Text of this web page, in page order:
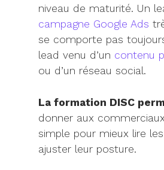
niveau de maturité. Un
campagne Google Ads
se comporte pas
lead venu d’un contenu
ou d’un réseau social.
La formation DISC
donner aux
simple pour mieux lire
ajuster leur posture.